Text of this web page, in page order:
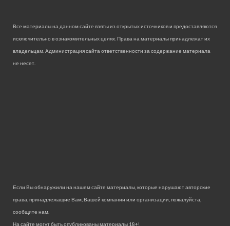
Все материалы на данном сайте взяты из открытых источников и предоставляются
исключительно в ознакомительных целях. Права на материалы принадлежат их
владельцам. Администрация сайта ответственности за содержание материала
не несет.
Если Вы обнаружили на нашем сайте материалы, которые нарушают авторские
права, принадлежащие Вам, Вашей компании или организации, пожалуйста,
сообщите нам.
На сайте могут быть опубликованы материалы 18+!